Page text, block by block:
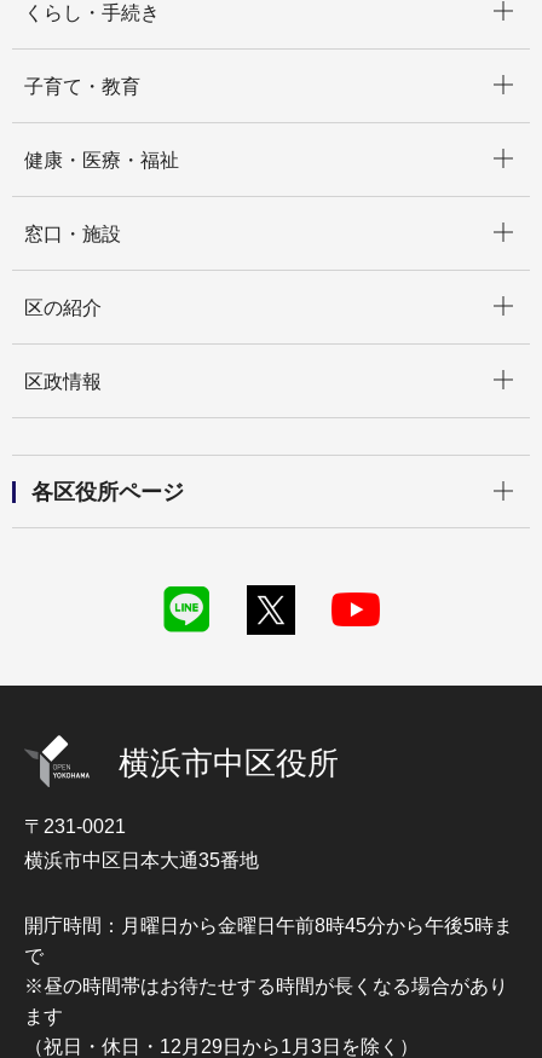
くらし・手続き
子育て・教育
健康・医療・福祉
窓口・施設
区の紹介
区政情報
各区役所ページ
横浜市中区役所
〒231-0021
横浜市中区日本大通35番地
開庁時間：月曜日から金曜日午前8時45分から午後5時ま
で
※昼の時間帯はお待たせする時間が長くなる場合があり
ます
（祝日・休日・12月29日から1月3日を除く）